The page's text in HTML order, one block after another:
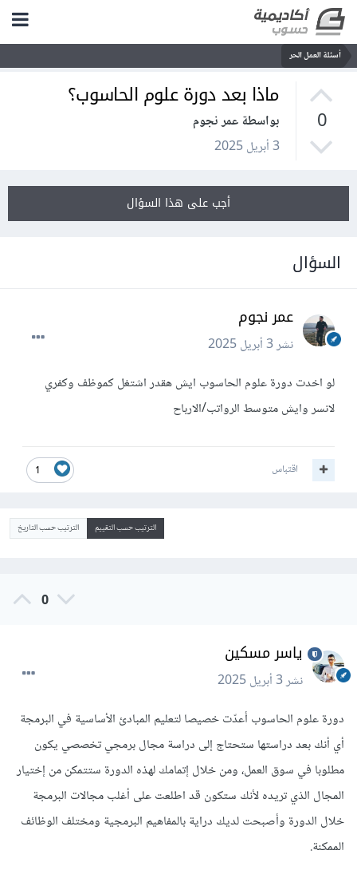
أسئلة العمل الحر
0
ماذا بعد دورة علوم الحاسوب؟
بواسطة عمر نجوم
3 أبريل 2025
أجب على هذا السؤال
السؤال
عمر نجوم
نشر3 أبريل 2025
لو اخدت دورة علوم الحاسوب ايش هقدر اشتغل كموظف وكفري
لانسر وايش متوسط الرواتب/الارباح
1 اقتباس
الترتيب حسب التقييم الترتيب حسب التاريخ
0
ياسر مسكين
نشر3 أبريل 2025
دورة علوم الحاسوب أعدّت خصيصا لتعليم المبادئ الأساسية في البرمجة
أي أنك بعد دراستها ستحتاج إلى دراسة مجال برمجي تخصصي يكون
مطلوبا في سوق العمل، ومن خلال إتمامك لهذه الدورة ستتمكن من إختيار
المجال الذي تريده لأنك ستكون قد اطلعت على أغلب مجالات البرمجة
خلال الدورة وأصبحت لديك دراية بالمفاهيم البرمجية ومختلف الوظائف
الممكنة.